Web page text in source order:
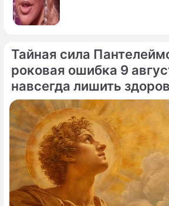
Тайная сила
роковая ошибка 9
навсегда лишить